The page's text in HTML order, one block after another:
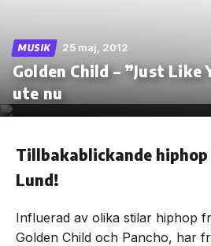
Skip
the
MUSIK 25 maj, 2012
Golden Child – ”Just Like
ute nu
Tillbakablickande
Lund!
Influerad av olika stilar hiphop
Golden Child och Pancho, har